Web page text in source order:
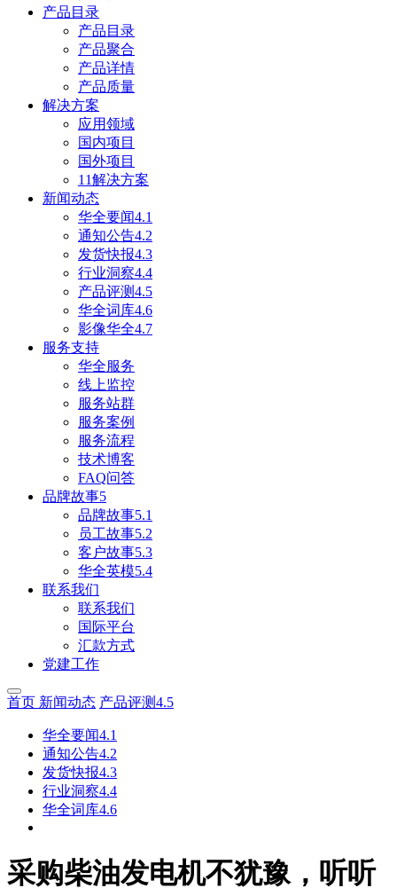
产品目录
产品目录
产品聚合
产品详情
产品质量
解决方案
应用领域
国内项目
国外项目
11解决方案
新闻动态
华全要闻4.1
通知公告4.2
发货快报4.3
行业洞察4.4
产品评测4.5
华全词库4.6
影像华全4.7
服务支持
华全服务
线上监控
服务站群
服务案例
服务流程
技术博客
FAQ问答
品牌故事5
品牌故事5.1
员工故事5.2
客户故事5.3
华全英模5.4
联系我们
联系我们
国际平台
汇款方式
党建工作
首页 新闻动态 产品评测4.5
华全要闻4.1
通知公告4.2
发货快报4.3
行业洞察4.4
华全词库4.6
采购柴油发电机不犹豫，听听